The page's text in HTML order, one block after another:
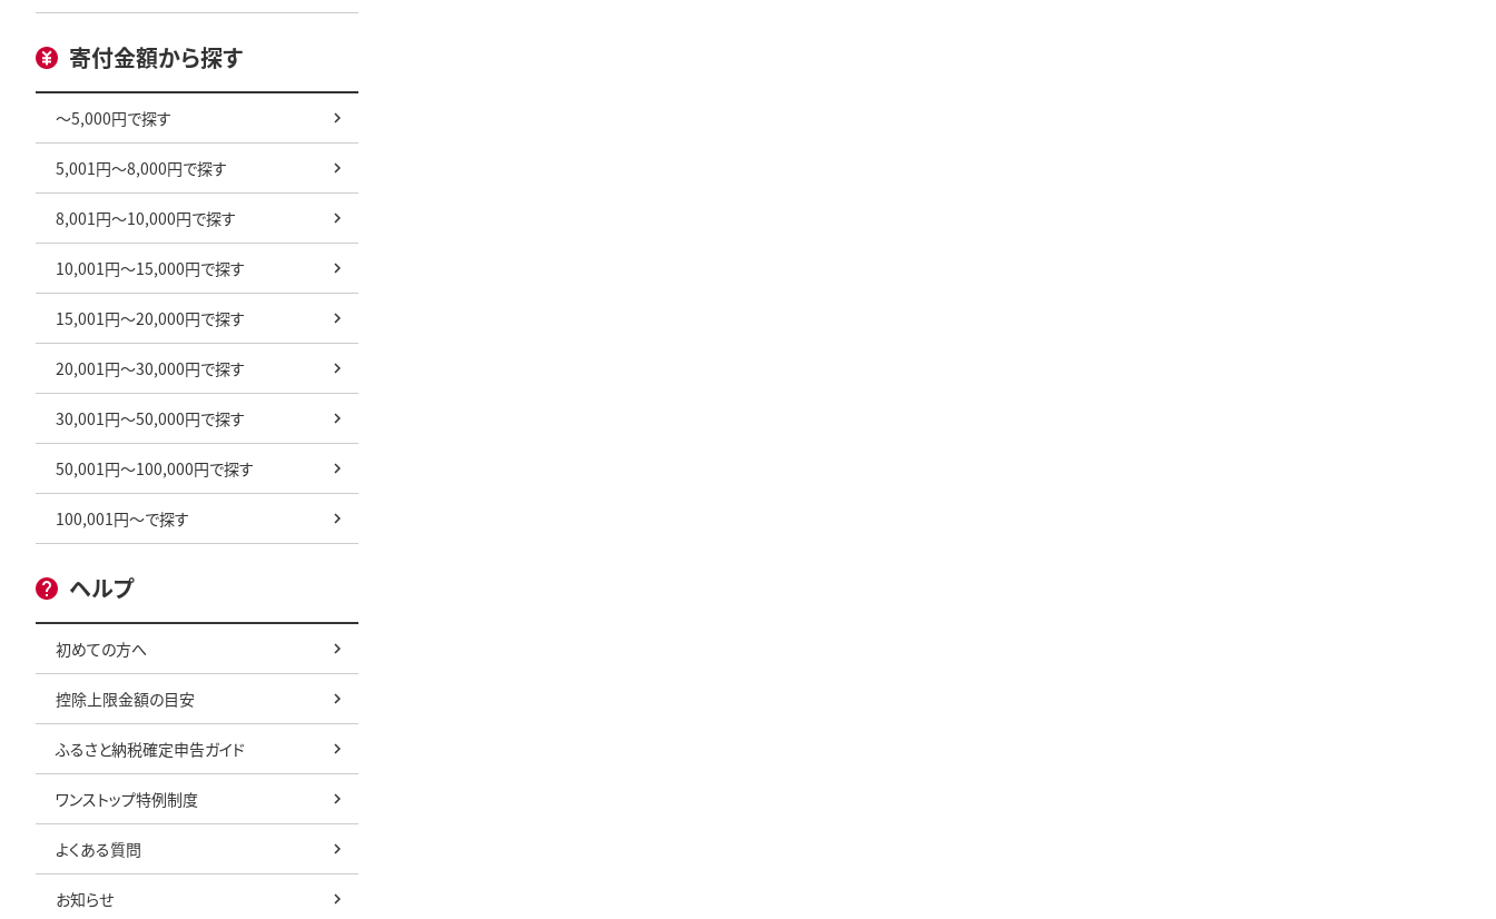
寄付金額から探す
～5,000円で探す
5,001円～8,000円で探す
8,001円～10,000円で探す
10,001円～15,000円で探す
15,001円～20,000円で探す
20,001円～30,000円で探す
30,001円～50,000円で探す
50,001円～100,000円で探す
100,001円～で探す
ヘルプ
初めての方へ
控除上限金額の目安
ふるさと納税確定申告ガイド
ワンストップ特例制度
よくある質問
お知らせ